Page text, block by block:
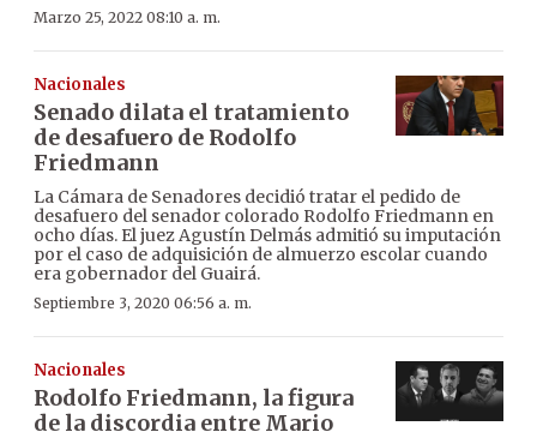
Marzo 25, 2022 08:10 a. m.
Nacionales
Senado dilata el tratamiento
de desafuero de Rodolfo
Friedmann
La Cámara de Senadores decidió tratar el pedido de
desafuero del senador colorado Rodolfo Friedmann en
ocho días. El juez Agustín Delmás admitió su imputación
por el caso de adquisición de almuerzo escolar cuando
era gobernador del Guairá.
Septiembre 3, 2020 06:56 a. m.
Nacionales
Rodolfo Friedmann, la figura
de la discordia entre Mario